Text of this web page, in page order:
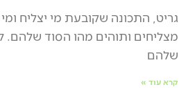
גריט, התכונה שקובעת מי יצליח
מצליחים ותוהים מהו הסוד שלהם.
שלהם
קרא עוד »